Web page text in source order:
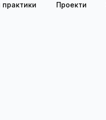
Проекти